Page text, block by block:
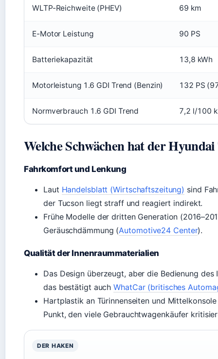
WLTP-Reichweite (PHEV) 69 km
E-Motor Leistung 90 PS
Batteriekapazität 13,8 kWh
Motorleistung 1.6 GDI Trend (Benzin) 132 PS
Normverbrauch 1.6 GDI Trend 7,2 l/100
Welche Schwächen hat der Hyundai
Fahrkomfort und Lenkung
Laut Handelsblatt (Wirtschaftszeitung) sind
der Tucson liegt straff und reagiert indirekt.
Frühe Modelle der dritten Generation
Geräuschdämmung (Automotive24 Center).
Qualität der Innenraummaterialien
Das Design überzeugt, aber die Bedienung
das bestätigt auchWhatCar (britisches
Hartplastik an Türinnenseiten und
Punkt, den viele Gebrauchtwagenkäufer
DER HAKEN